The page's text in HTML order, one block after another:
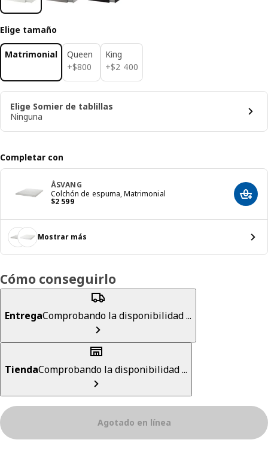
Elige tamaño
Matrimonial
Queen
+$800
$ 800
King
+$2 400
$ 2400
Elige Somier de tablillas
Ninguna
Completar con
ÅSVANG
Colchón de espuma, Matrimonial
$2 599
Precio $ 2599
Mostrar más
Cómo conseguirlo
EntregaComprobando la disponibilidad ...
TiendaComprobando la disponibilidad ...
Agotado en línea